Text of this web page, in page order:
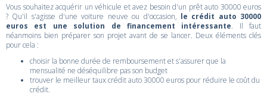
Vous souhaitez acquérir un véhicule et avez besoin d'un prêt auto 30000 euros
? Qu'il s'agisse d'une voiture neuve ou d'occasion, le crédit auto 30000
euros est une solution de financement intéressante. Il faut
néanmoins bien préparer son projet avant de se lancer. Deux éléments clés
pour cela :
choisir la bonne durée de remboursement et s'assurer que la
mensualité ne déséquilibre pas son budget
trouver le meilleur taux crédit auto 30000 euros pour réduire le coût du
crédit.